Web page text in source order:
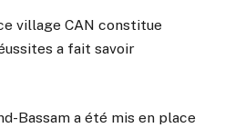
village CAN constitue
a fait savoir
Bassam a été mis en place